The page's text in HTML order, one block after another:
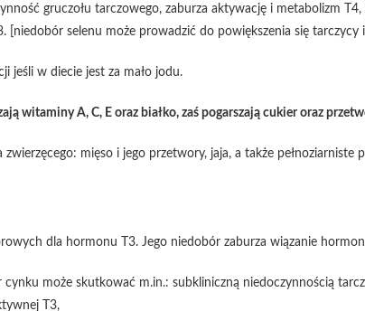
gruczołu tarczowego, zaburza aktywację i metabolizm
[niedobór selenu może prowadzić do powiększenia się
jeśli w diecie jest za mało jodu.
witaminy A, C, E oraz białko, zaś pogarszają cukier oraz
mięso i jego przetwory, jaja, a także pełnoziarniste
dla hormonu T3. Jego niedobór zaburza wiązanie
cynku może skutkować m.in.: subkliniczną niedoczynnością
T3,